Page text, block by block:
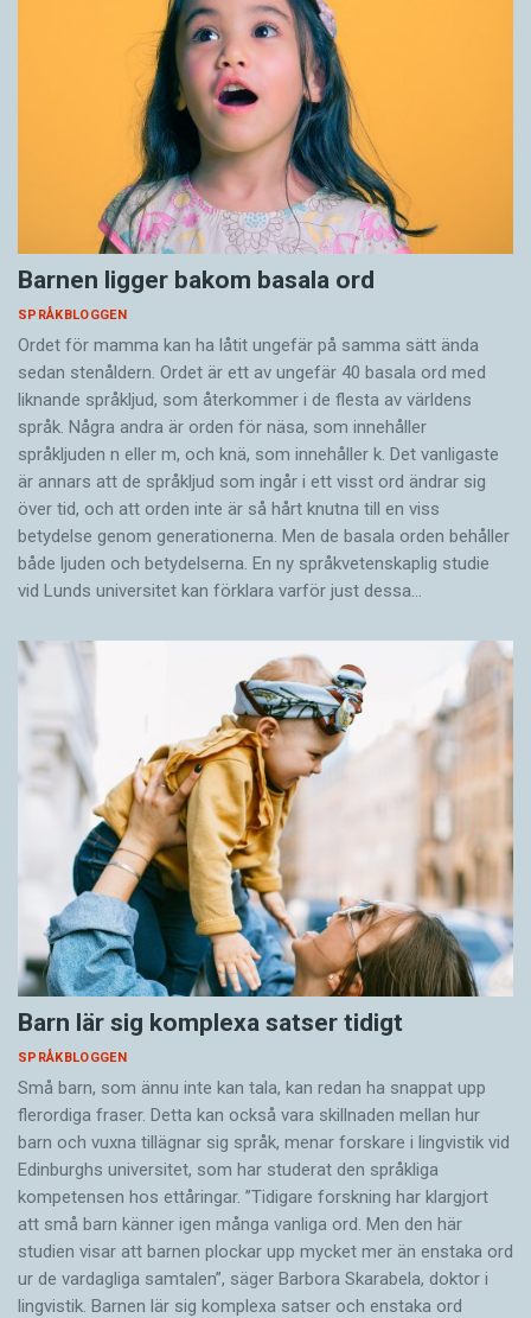
Barnen ligger bakom basala ord
SPRÅKBLOGGEN
Ordet för mamma kan ha låtit ungefär på samma sätt ända
sedan stenåldern. Ordet är ett av ungefär 40 basala ord med
liknande språkljud, som återkommer i de flesta av världens
språk. Några andra är orden för näsa, som innehåller
språkljuden n eller m, och knä, som innehåller k. Det vanligaste
är annars att de språkljud som ingår i ett visst ord ändrar sig
över tid, och att orden inte är så hårt knutna till en viss
betydelse genom generationerna. Men de basala orden behåller
både ljuden och betydelserna. En ny språkvetenskaplig studie
vid Lunds universitet kan förklara varför just dessa…
Barn lär sig komplexa satser tidigt
SPRÅKBLOGGEN
Små barn, som ännu inte kan tala, kan redan ha snappat upp
flerordiga fraser. Detta kan också vara skillnaden mellan hur
barn och vuxna tillägnar sig språk, menar forskare i lingvistik vid
Edinburghs universitet, som har studerat den språkliga
kompetensen hos ettåringar. ”Tidigare forskning har klargjort
att små barn känner igen många vanliga ord. Men den här
studien visar att barnen plockar upp mycket mer än enstaka ord
ur de vardagliga samtalen”, säger Barbora Skarabela, doktor i
lingvistik. Barnen lär sig komplexa satser och enstaka ord